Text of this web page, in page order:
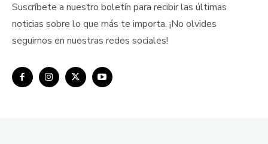
Suscríbete a nuestro boletín para recibir las últimas
noticias sobre lo que más te importa. ¡No olvides
seguirnos en nuestras redes sociales!